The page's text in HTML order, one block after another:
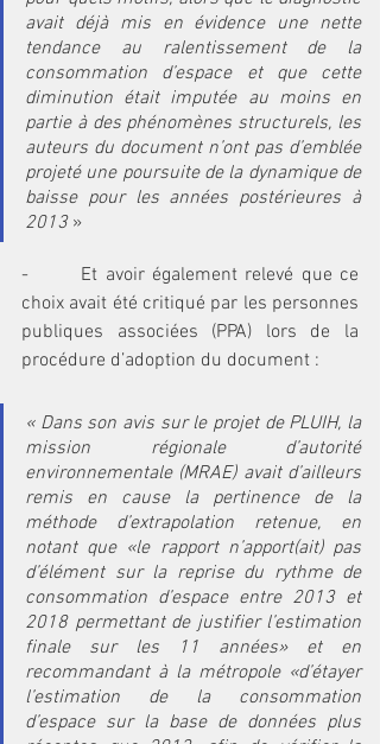
avait déjà mis en évidence une nette
tendance au ralentissement de la
consommation d’espace et que cette
diminution était imputée au moins en
partie à des phénomènes structurels, les
auteurs du document n’ont pas d’emblée
projeté une poursuite de la dynamique de
baisse pour les années postérieures à
2013 »
-       Et avoir également relevé que ce
choix avait été critiqué par les personnes
publiques associées (PPA) lors de la
procédure d’adoption du document :
« Dans son avis sur le projet de PLUIH, la
mission régionale d’autorité
environnementale (MRAE) avait d’ailleurs
remis en cause la pertinence de la
méthode d’extrapolation retenue, en
notant que «le rapport n’apport(ait) pas
d’élément sur la reprise du rythme de
consommation d’espace entre 2013 et
2018 permettant de justifier l’estimation
finale sur les 11 années» et en
recommandant à la métropole «d’étayer
l’estimation de la consommation
d’espace sur la base de données plus